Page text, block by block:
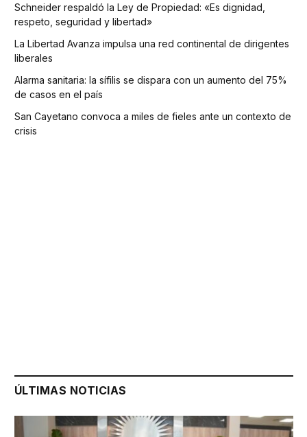
Schneider respaldó la Ley de Propiedad: «Es dignidad,
respeto, seguridad y libertad»
La Libertad Avanza impulsa una red continental de dirigentes
liberales
Alarma sanitaria: la sífilis se dispara con un aumento del 75%
de casos en el país
San Cayetano convoca a miles de fieles ante un contexto de
crisis
ÚLTIMAS NOTICIAS